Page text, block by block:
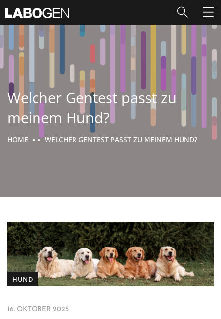
Welcher Gentest passt zu
meinem Hund?
HOME WELCHER GENTEST PASST ZU MEINEM HUND?
HUND
16. OKTOBER 2025